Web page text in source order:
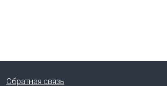
Обратная связь